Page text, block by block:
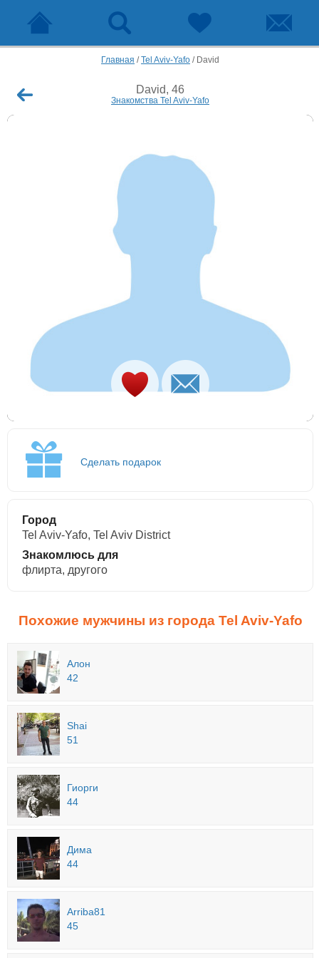
Главная /Tel Aviv-Yafo / David
David, 46
Знакомства Tel Aviv-Yafo
Сделать подарок
Город
Tel Aviv-Yafo, Tel Aviv District
Знакомлюсь для
флирта, другого
Похожие мужчины из города Tel Aviv-Yafo
Алон
42
Shai
51
Гиорги
44
Дима
44
Arriba81
45